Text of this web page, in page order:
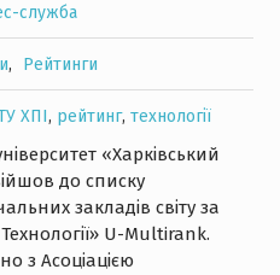
служба
, Рейтинги
ХПІ, рейтинг,технології
«Харківський
до списку
закладів світу за
U-Multirank.
з Асоціацією